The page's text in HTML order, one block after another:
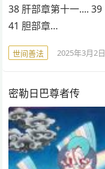
38 肝部章第十一....
41 胆部章…
世间善法 2025年3月2日
密勒日巴尊者传